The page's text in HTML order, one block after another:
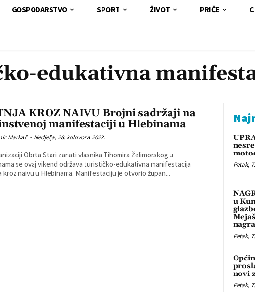
GOSPODARSTVO SPORT ŽIVOT PRIČE
edukativna
KROZ NAIVU Brojni sadržaji na
manifestaciji u Hlebinama
Markač - Nedjelja, 28. kolovoza 2022.
Obrta Stari zanati vlasnika Tihomira Želimorskog u
se ovaj vikend održava turističko-edukativna manifestacija
Šetnja kroz naivu u Hlebinama. Manifestaciju je otvorio župan...
Petak,
u
Petak,
novi
Petak,